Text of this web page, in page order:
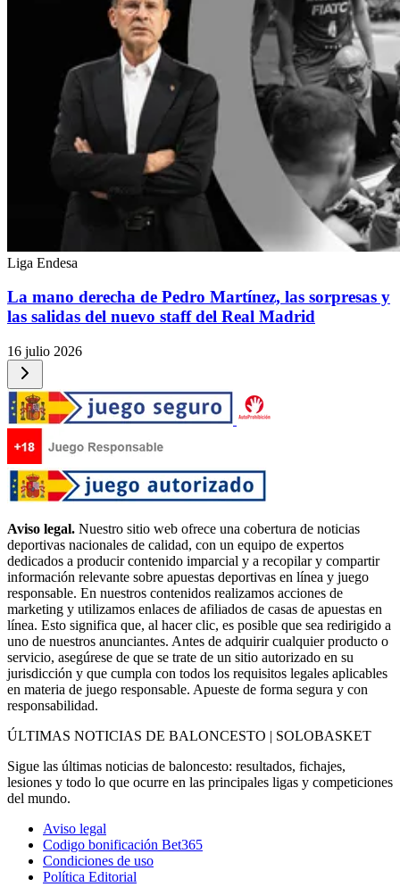
Liga Endesa
La mano derecha de Pedro Martínez, las sorpresas y
las salidas del nuevo staff del Real Madrid
16 julio 2026
Aviso legal. Nuestro sitio web ofrece una cobertura de noticias
deportivas nacionales de calidad, con un equipo de expertos
dedicados a producir contenido imparcial y a recopilar y compartir
información relevante sobre apuestas deportivas en línea y juego
responsable. En nuestros contenidos realizamos acciones de
marketing y utilizamos enlaces de afiliados de casas de apuestas en
línea. Esto significa que, al hacer clic, es posible que sea redirigido a
uno de nuestros anunciantes. Antes de adquirir cualquier producto o
servicio, asegúrese de que se trate de un sitio autorizado en su
jurisdicción y que cumpla con todos los requisitos legales aplicables
en materia de juego responsable. Apueste de forma segura y con
responsabilidad.
ÚLTIMAS NOTICIAS DE BALONCESTO | SOLOBASKET
Sigue las últimas noticias de baloncesto: resultados, fichajes,
lesiones y todo lo que ocurre en las principales ligas y competiciones
del mundo.
Aviso legal
Codigo bonificación Bet365
Condiciones de uso
Política Editorial